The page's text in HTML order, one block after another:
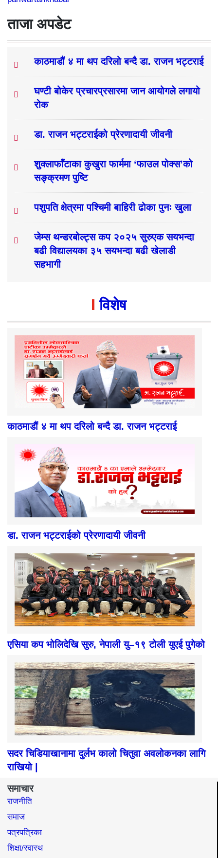
ताजा अपडेट
काठमाडौं ४ मा थप दरिलो बन्दै डा. राजन भट्टराई
घण्टी बोकेर प्रचारप्रसारमा जान आयोगले लगायो
रोक
डा. राजन भट्टराईको प्रेरणादायी जीवनी
शुक्लाफाँटाका कुखुरा फार्ममा ‘फाउल पोक्स’को
सङ्क्रमण पुष्टि
पशुपति क्षेत्रमा पश्चिमी बाहिरी ढोका पुनः खुला
जेम्स थन्डरबोल्ट्स कप २०२५ सुरुएक सयभन्दा
बढी विद्यालयका ३५ सयभन्दा बढी खेलाडी
सहभागी
विशेष
काठमाडौं ४ मा थप दरिलो बन्दै डा. राजन भट्टराई
डा. राजन भट्टराईको प्रेरणादायी जीवनी
एसिया कप भोलिदेखि सुरु, नेपाली यु–१९ टोली युएई पुगेको
सदर चिडियाखानामा दुर्लभ कालो चितुवा अवलोकनका लागि
राखियो |
समाचार
राजनीति
समाज​
पत्रपत्रिका
शिक्षा/स्वास्थ